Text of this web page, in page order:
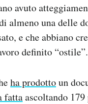
avuto
almeno una delle
e che abbiano
definito “ostile”.
ha prodottoun
fattaascoltando 179